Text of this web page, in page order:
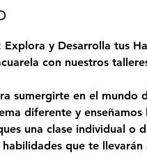
Explora y Desarrolla tus
con nuestros
sumergirte en el mundo
diferente y
una clase individual o
que te